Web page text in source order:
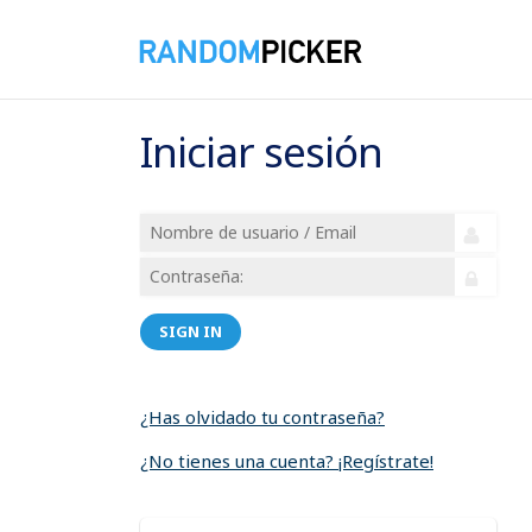
Iniciar sesión
SIGN IN
¿Has olvidado tu contraseña?
¿No tienes una cuenta? ¡Regístrate!